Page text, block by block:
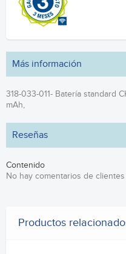
Más información
318-033-011- Batería standard
mAh,
Reseñas
Contenido
No hay comentarios de
Productos